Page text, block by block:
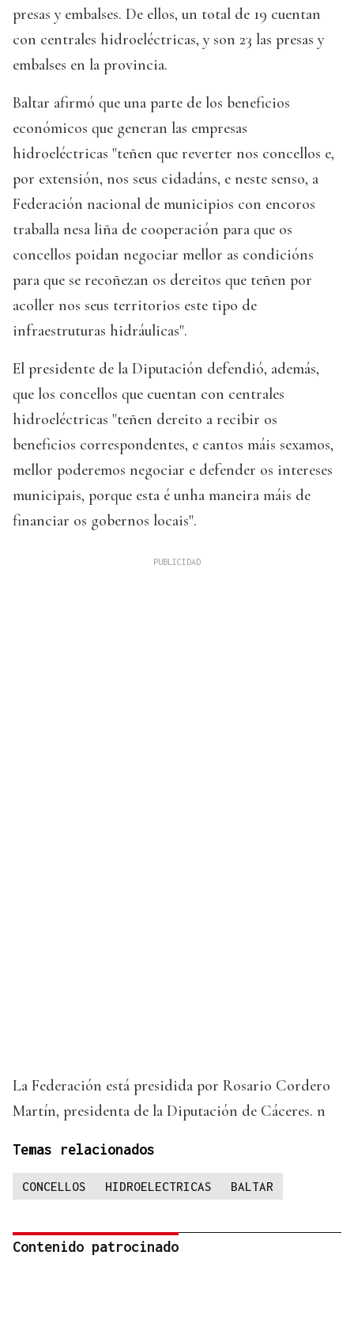
presas y embalses. De ellos, un total de 19 cuentan
con centrales hidroeléctricas, y son 23 las presas y
embalses en la provincia.
Baltar afirmó que una parte de los beneficios
económicos que generan las empresas
hidroeléctricas "teñen que reverter nos concellos e,
por extensión, nos seus cidadáns, e neste senso, a
Federación nacional de municipios con encoros
traballa nesa liña de cooperación para que os
concellos poidan negociar mellor as condicións
para que se recoñezan os dereitos que teñen por
acoller nos seus territorios este tipo de
infraestruturas hidráulicas".
El presidente de la Diputación defendió, además,
que los concellos que cuentan con centrales
hidroeléctricas "teñen dereito a recibir os
beneficios correspondentes, e cantos máis sexamos,
mellor poderemos negociar e defender os intereses
municipais, porque esta é unha maneira máis de
financiar os gobernos locais".
La Federación está presidida por Rosario Cordero
Martín, presidenta de la Diputación de Cáceres. n
Temas relacionados
CONCELLOS HIDROELECTRICAS BALTAR
Contenido patrocinado